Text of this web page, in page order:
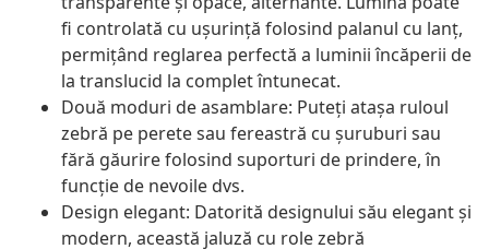
fi controlată cu ușurință folosind palanul cu lanț,
permițând reglarea perfectă a luminii încăperii de
la translucid la complet întunecat.
Două moduri de asamblare: Puteți atașa ruloul
zebră pe perete sau fereastră cu șuruburi sau
fără găurire folosind suporturi de prindere, în
funcție de nevoile dvs.
Design elegant: Datorită designului său elegant și
modern, această jaluză cu role zebră